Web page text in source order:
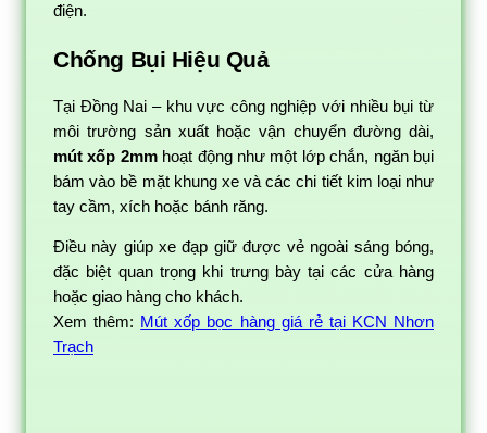
điện.
Chống Bụi Hiệu Quả
Tại Đồng Nai – khu vực công nghiệp với nhiều bụi từ
môi trường sản xuất hoặc vận chuyển đường dài,
mút xốp 2mmhoạt động như một lớp chắn, ngăn bụi
bám vào bề mặt khung xe và các chi tiết kim loại như
tay cầm, xích hoặc bánh răng.
Điều này giúp xe đạp giữ được vẻ ngoài sáng bóng,
đặc biệt quan trọng khi trưng bày tại các cửa hàng
hoặc giao hàng cho khách.
Xem thêm: Mút xốp bọc hàng giá rẻ tại KCN Nhơn
Trạch